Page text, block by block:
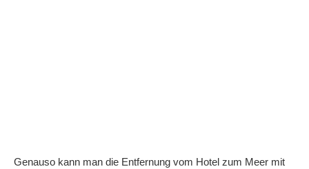
Genauso kann man die Entfernung vom Hotel zum Meer mit